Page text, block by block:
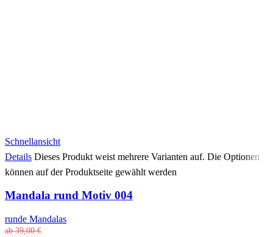
Schnellansicht
Details Dieses Produkt weist mehrere Varianten auf. Die Optionen
können auf der Produktseite gewählt werden
Mandala rund Motiv 004
runde Mandalas
ab39,00€